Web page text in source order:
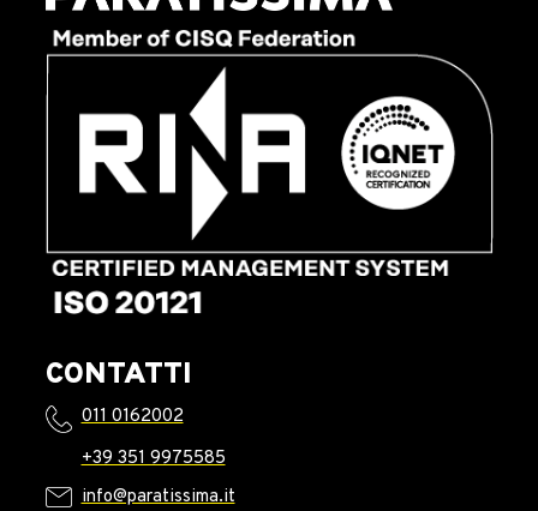
CONTATTI
011 0162002
+39 351 9975585
info@paratissima.it